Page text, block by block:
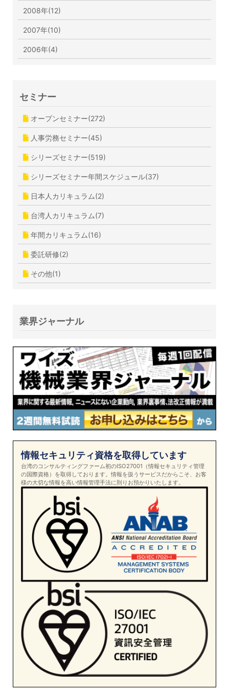
2008年(12)
2007年(10)
2006年(4)
セミナー
オープンセミナー(272)
人事労務セミナー(45)
シリーズセミナー(519)
シリーズセミナー年間スケジュール(37)
日本人カリキュラム(2)
台湾人カリキュラム(7)
年間カリキュラム(16)
委託研修(2)
その他(1)
業界ジャーナル
情報セキュリティ資格を取得しています
台湾のコンサルティングファーム初のISO27001（情報セキュリティ管理
の国際資格）を取得しております。情報を扱うサービスだからこそ、お客
様の大切な情報を高い情報管理手法に則りお預かりいたします。